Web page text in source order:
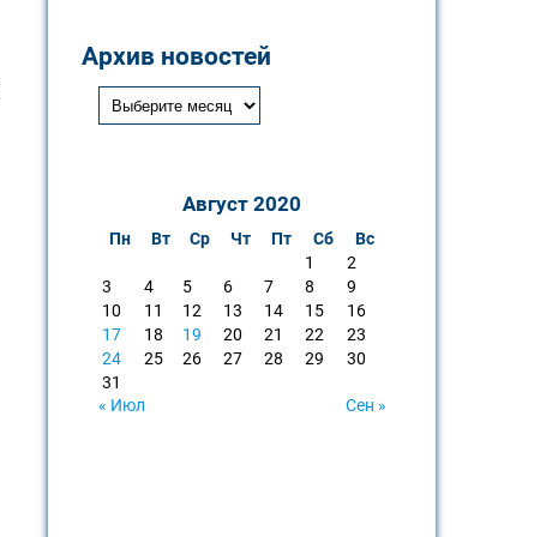
Архив новостей
Август 2020
Пн Вт Ср Чт Пт Сб
Вс
1
2
3
4 5 6 7 8
9
10
11 12 13 14 15
16
17
18 19 20 21 22
23
24
25 26 27 28 29
30
31
« Июл
Сен »